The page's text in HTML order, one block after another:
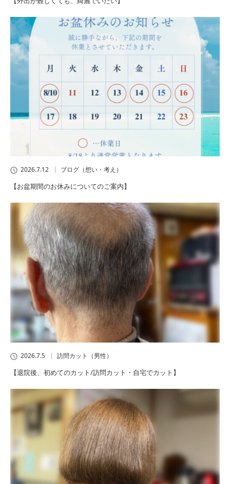
2026.7.12 ブログ（想い・考え）
【お盆期間のお休みについてのご案内】
2026.7.5 訪問カット（男性）
【退院後、初めてのカット/訪問カット・自宅でカット】